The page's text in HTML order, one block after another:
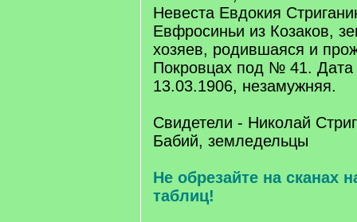
Невеста Евдокия
Евфросиньи из Козаков,
хозяев, родившаяся и
Покровцах под № 41. Дата
13.03.1906, незамужняя.
Свидетели - Николай
Бабий, земледельцы
Не обрезайте на сканах
таблиц!